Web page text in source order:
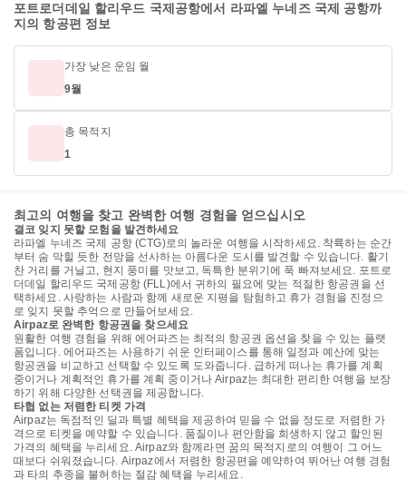
포트로더데일 할리우드 국제공항에서 라파엘 누네즈 국제 공항까
지의 항공편 정보
가장 낮은 운임 월
9월
총 목적지
1
최고의 여행을 찾고 완벽한 여행 경험을 얻으십시오
결코 잊지 못할 모험을 발견하세요
라파엘 누네즈 국제 공항 (CTG)로의 놀라운 여행을 시작하세요. 착륙하는 순간
부터 숨 막힐 듯한 전망을 선사하는 아름다운 도시를 발견할 수 있습니다. 활기
찬 거리를 거닐고, 현지 풍미를 맛보고, 독특한 분위기에 푹 빠져보세요. 포트로
더데일 할리우드 국제공항 (FLL)에서 귀하의 필요에 맞는 적절한 항공권을 선
택하세요. 사랑하는 사람과 함께 새로운 지평을 탐험하고 휴가 경험을 진정으
로 잊지 못할 추억으로 만들어보세요.
Airpaz로 완벽한 항공권을 찾으세요
원활한 여행 경험을 위해 에어파즈는 최적의 항공권 옵션을 찾을 수 있는 플랫
폼입니다. 에어파즈는 사용하기 쉬운 인터페이스를 통해 일정과 예산에 맞는
항공권을 비교하고 선택할 수 있도록 도와줍니다. 급하게 떠나는 휴가를 계획
중이거나 계획적인 휴가를 계획 중이거나 Airpaz는 최대한 편리한 여행을 보장
하기 위해 다양한 선택권을 제공합니다.
타협 없는 저렴한 티켓 가격
Airpaz는 독점적인 딜과 특별 혜택을 제공하여 믿을 수 없을 정도로 저렴한 가
격으로 티켓을 예약할 수 있습니다. 품질이나 편안함을 희생하지 않고 할인된
가격의 혜택을 누리세요. Airpaz와 함께라면 꿈의 목적지로의 여행이 그 어느
때보다 쉬워졌습니다. Airpaz에서 저렴한 항공편을 예약하여 뛰어난 여행 경험
과 타의 추종을 불허하는 절감 혜택을 누리세요.